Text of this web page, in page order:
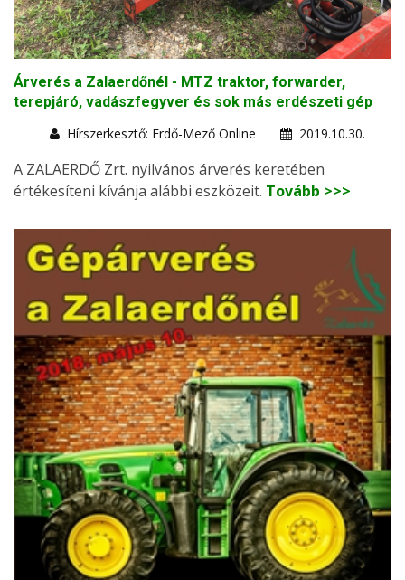
Árverés a Zalaerdőnél - MTZ traktor, forwarder,
terepjáró, vadászfegyver és sok más erdészeti gép
Hírszerkesztő: Erdő-Mező Online
2019.10.30.
A ZALAERDŐ Zrt. nyilvános árverés keretében
értékesíteni kívánja alábbi eszközeit. Tovább >>>